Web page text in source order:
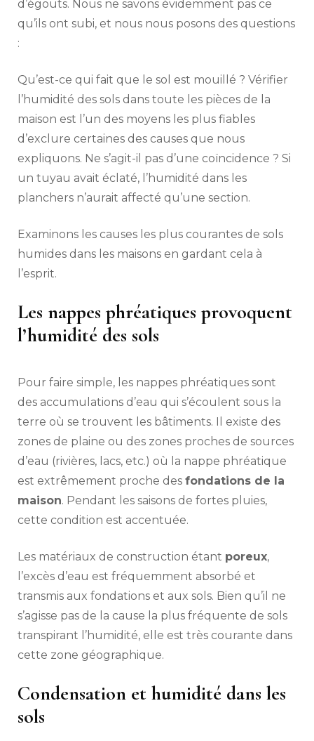
d’égouts. Nous ne savons évidemment pas ce
qu’ils ont subi, et nous nous posons des questions
:
Qu’est-ce qui fait que le sol est mouillé ? Vérifier
l’humidité des sols dans toute les pièces de la
maison est l’un des moyens les plus fiables
d’exclure certaines des causes que nous
expliquons. Ne s’agit-il pas d’une coïncidence ? Si
un tuyau avait éclaté, l’humidité dans les
planchers n’aurait affecté qu’une section.
Examinons les causes les plus courantes de sols
humides dans les maisons en gardant cela à
l’esprit.
Les nappes phréatiques provoquent
l’humidité des sols
Pour faire simple, les nappes phréatiques sont
des accumulations d’eau qui s’écoulent sous la
terre où se trouvent les bâtiments. Il existe des
zones de plaine ou des zones proches de sources
d’eau (rivières, lacs, etc.) où la nappe phréatique
est extrêmement proche des fondations de la
maison. Pendant les saisons de fortes pluies,
cette condition est accentuée.
Les matériaux de construction étant poreux,
l’excès d’eau est fréquemment absorbé et
transmis aux fondations et aux sols. Bien qu’il ne
s’agisse pas de la cause la plus fréquente de sols
transpirant l’humidité, elle est très courante dans
cette zone géographique.
Condensation et humidité dans les
sols